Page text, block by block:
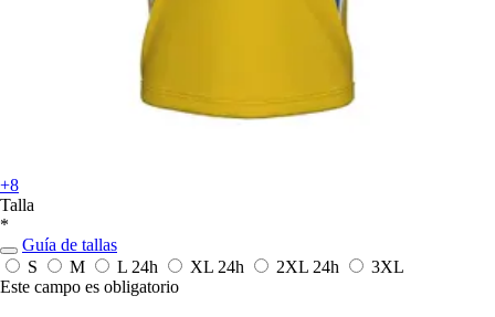
+8
Talla
*
Guía de tallas
S
M L 24h XL 24h 2XL 24h
3XL
Este campo es obligatorio